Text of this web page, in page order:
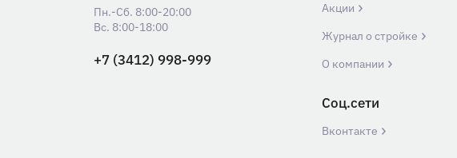
+7 (3412) 998-999
Пн.-Сб. 8:00-20:00
Вс. 8:00-18:00
Акции
Журнал о стройке
О компании
Соц.сети
Вконтакте